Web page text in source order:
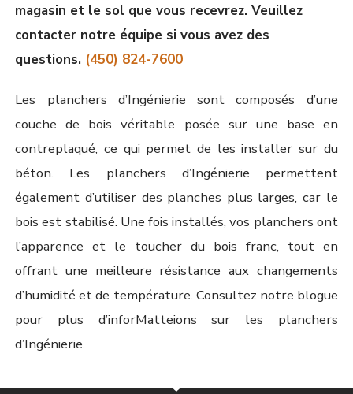
magasin et le sol que vous recevrez. Veuillez
contacter notre équipe si vous avez des
questions. (450) 824-7600
Les planchers d’Ingénierie sont composés d’une
couche de bois véritable posée sur une base en
contreplaqué, ce qui permet de les installer sur du
béton. Les planchers d’Ingénierie permettent
également d’utiliser des planches plus larges, car le
bois est stabilisé. Une fois installés, vos planchers ont
l’apparence et le toucher du bois franc, tout en
offrant une meilleure résistance aux changements
d’humidité et de température. Consultez notre blogue
pour plus d’inforMatteions sur les planchers
d’Ingénierie.